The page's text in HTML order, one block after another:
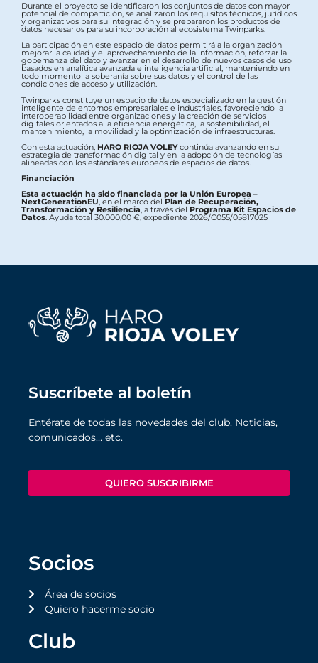
Durante el proyecto se identificaron los conjuntos de datos con mayor
potencial de compartición, se analizaron los requisitos técnicos, jurídicos
y organizativos para su integración y se prepararon los productos de
datos necesarios para su incorporación al ecosistema Twinparks.
La participación en este espacio de datos permitirá a la organización
mejorar la calidad y el aprovechamiento de la información, reforzar la
gobernanza del dato y avanzar en el desarrollo de nuevos casos de uso
basados en analítica avanzada e inteligencia artificial, manteniendo en
todo momento la soberanía sobre sus datos y el control de las
condiciones de acceso y utilización.
Twinparks constituye un espacio de datos especializado en la gestión
inteligente de entornos empresariales e industriales, favoreciendo la
interoperabilidad entre organizaciones y la creación de servicios
digitales orientados a la eficiencia energética, la sostenibilidad, el
mantenimiento, la movilidad y la optimización de infraestructuras.
Con esta actuación, HARO RIOJA VOLEYcontinúa avanzando en su
estrategia de transformación digital y en la adopción de tecnologías
alineadas con los estándares europeos de espacios de datos.
Financiación
Esta actuación ha sido financiada por la Unión Europea –
NextGenerationEU, en el marco del Plan de Recuperación,
Transformación y Resiliencia, a través del Programa Kit Espacios de
Datos. Ayuda total 30.000,00 €, expediente 2026/C055/05817025
Suscríbete al boletín
Entérate de todas las novedades del club. Noticias,
comunicados… etc.
QUIERO SUSCRIBIRME
Socios
Área de socios
Quiero hacerme socio
Club